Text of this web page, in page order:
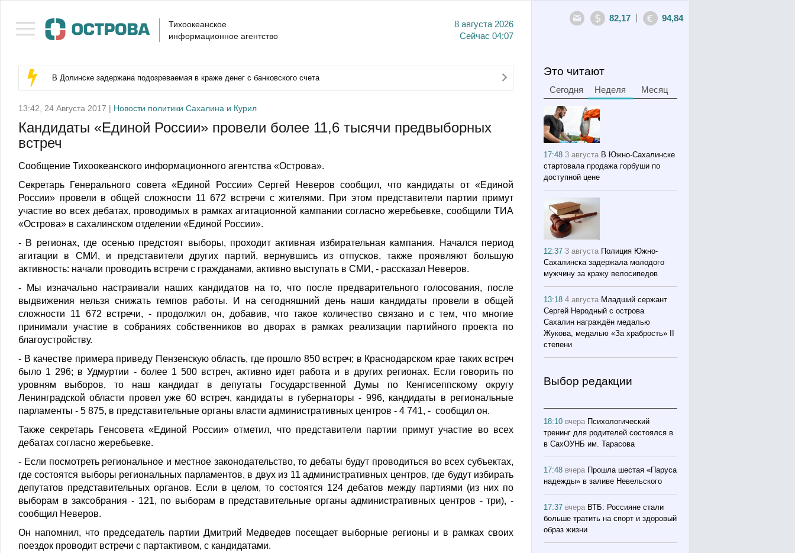
Тихоокеанское
информационное агентство
8 августа 2026
Сейчас 04:07
82,17 94,84
В Долинске задержана подозреваемая в краже денег с банковского счета
13:42, 24 Августа 2017 | Новости политики Сахалина и Курил
Кандидаты «Единой России» провели более 11,6 тысячи предвыборных
встреч
Сообщение Тихоокеанского информационного агентства «Острова».
Секретарь Генерального совета «Единой России» Сергей Неверов сообщил, что кандидаты от «Единой
России» провели в общей сложности 11 672 встречи с жителями. При этом представители партии примут
участие во всех дебатах, проводимых в рамках агитационной кампании согласно жеребьевке, сообщили ТИА
«Острова» в сахалинском отделении «Единой России».
- В регионах, где осенью предстоят выборы, проходит активная избирательная кампания. Начался период
агитации в СМИ, и представители других партий, вернувшись из отпусков, также проявляют большую
активность: начали проводить встречи с гражданами, активно выступать в СМИ, - рассказал Неверов.
- Мы изначально настраивали наших кандидатов на то, что после предварительного голосования, после
выдвижения нельзя снижать темпов работы. И на сегодняшний день наши кандидаты провели в общей
сложности 11 672 встречи, - продолжил он, добавив, что такое количество связано и с тем, что многие
принимали участие в собраниях собственников во дворах в рамках реализации партийного проекта по
благоустройству.
- В качестве примера приведу Пензенскую область, где прошло 850 встреч; в Краснодарском крае таких встреч
было 1 296; в Удмуртии - более 1 500 встреч, активно идет работа и в других регионах. Если говорить по
уровням выборов, то наш кандидат в депутаты Государственной Думы по Кенгисеппскому округу
Ленинградской области провел уже 60 встреч, кандидаты в губернаторы - 996, кандидаты в региональные
парламенты - 5 875, в представительные органы власти административных центров - 4 741, - сообщил он.
Также секретарь Генсовета «Единой России» отметил, что представители партии примут участие во всех
дебатах согласно жеребьевке.
- Если посмотреть региональное и местное законодательство, то дебаты будут проводиться во всех субъектах,
где состоятся выборы региональных парламентов, в двух из 11 административных центров, где будут избирать
депутатов представительных органов. Если в целом, то состоятся 124 дебатов между партиями (из них по
выборам в заксобрания - 121, по выборам в представительные органы административных центров - три), -
сообщил Неверов.
Он напомнил, что председатель партии Дмитрий Медведев посещает выборные регионы и в рамках своих
поездок проводит встречи с партактивом, с кандидатами.
Это читают
Сегодня Неделя Месяц
17:483 августа В Южно-Сахалинске
стартовала продажа горбуши по
доступной цене
12:373 августа Полиция Южно-
Сахалинска задержала молодого
мужчину за кражу велосипедов
13:184 августа Младший сержант
Сергей Неродный с острова
Сахалин награждён медалью
Жукова, медалью «За храбрость» II
степени
Выбор редакции
18:10 вчера Психологический
тренинг для родителей состоялся в
в СахОУНБ им. Тарасова
17:48 вчера Прошла шестая «Паруса
надежды» в заливе Невельского
17:37 вчера ВТБ: Россияне стали
больше тратить на спорт и здоровый
образ жизни